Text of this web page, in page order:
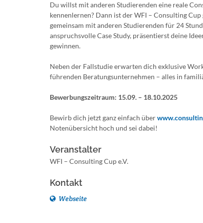
Du willst mit anderen Studierenden eine reale
kennenlernen? Dann ist der WFI – Consulting
gemeinsam mit anderen Studierenden für 24
anspruchsvolle Case Study, präsentierst deine
gewinnen.
Neben der Fallstudie erwarten dich exklusive
führenden Beratungsunternehmen – alles in
Bewerbungszeitraum: 15.09. – 18.10.2025
Bewirb dich jetzt ganz einfach über
Notenübersicht hoch und sei dabei!
Veranstalter
WFI – Consulting Cup e.V.
Kontakt
Webseite